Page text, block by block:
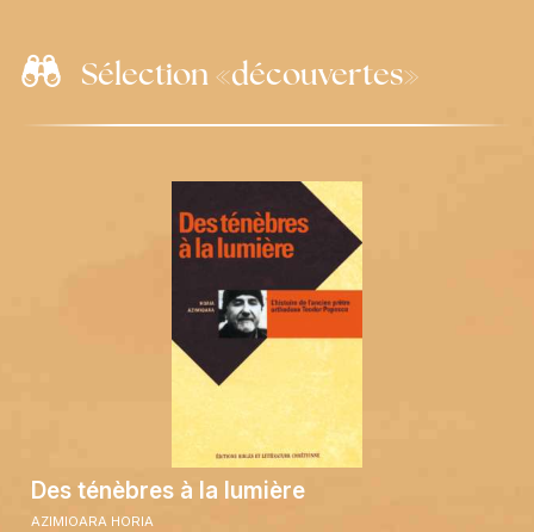
Sélection «découvertes»
Des ténèbres à la lumière
AZIMIOARA HORIA